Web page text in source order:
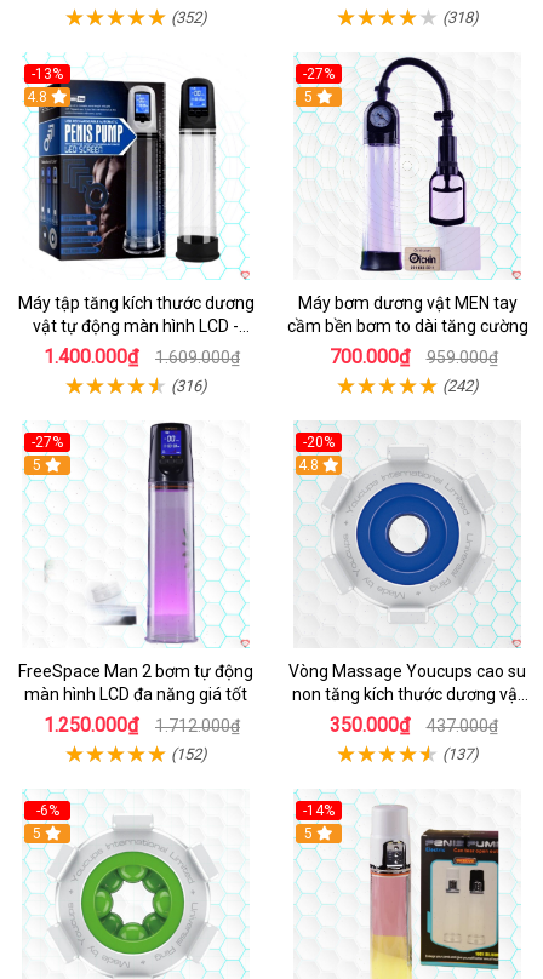
(352) (318)
-13%
Hot
4.8
Máy tập tăng kích thước dương
vật tự động màn hình LCD -
Penis Pump Led Screen
1.400.000₫ 1.609.000₫
(316)
-27%
Hot
5
Máy bơm dương vật MEN tay
cầm bền bơm to dài tăng cường
700.000₫ 959.000₫
(242)
-27%
Hot
5
FreeSpace Man 2 bơm tự động
màn hình LCD đa năng giá tốt
1.250.000₫ 1.712.000₫
(152)
-20%
4.8
Vòng Massage Youcups cao su
non tăng kích thước dương vật
nhanh chóng
350.000₫ 437.000₫
(137)
-6%
5
-14%
Hot
5